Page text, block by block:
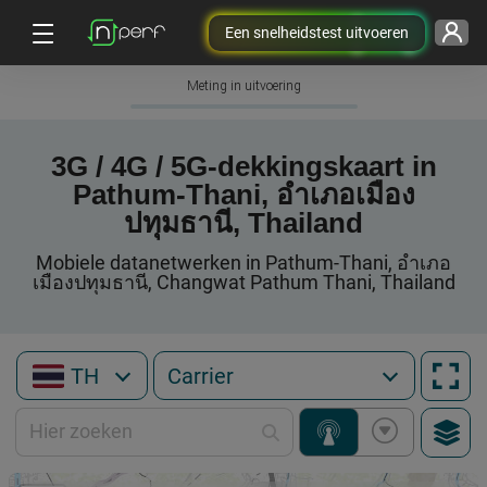
Een snelheidstest uitvoeren
Meting in uitvoering
3G / 4G / 5G-dekkingskaart in
Pathum-Thani, อำเภอเมือง
ปทุมธานี, Thailand
Mobiele datanetwerken in Pathum-Thani, อำเภอ
เมืองปทุมธานี, Changwat Pathum Thani, Thailand
TH